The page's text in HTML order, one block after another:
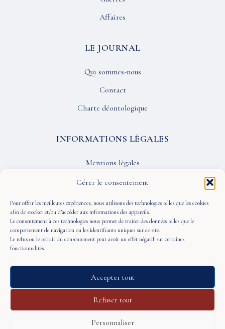
Gérer le consentement
Pour offrir les meilleures expériences, nous utilisons des technologies telles que les cookies
afin de stocker et/ou d’accéder aux informations des appareils.
Le consentement à ces technologies nous permet de traiter des données telles que le
comportement de navigation ou les identifiants uniques sur ce site.
Le refus ou le retrait du consentement peut avoir un effet négatif sur certaines
fonctionnalités.
Accepter tout
Refuser tout
Personnaliser
Affaires
LE JOURNAL
Qui sommes-nous
Contact
Charte déontologique
INFORMATIONS LÉGALES
Mentions légales
Confidentialité
CGU
SUIVEZ-NOUS
© 2026 À Portée de Vue — Tous droits réservés